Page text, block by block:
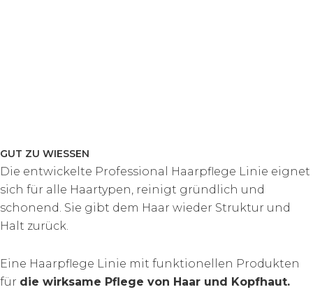
GUT ZU WIESSEN
Die entwickelte Professional Haarpflege Linie eignet
sich für alle Haartypen, reinigt gründlich und
schonend. Sie gibt dem Haar wieder Struktur und
Halt zurück.
Eine Haarpflege Linie mit funktionellen Produkten
für die wirksame Pflege von Haar und Kopfhaut.